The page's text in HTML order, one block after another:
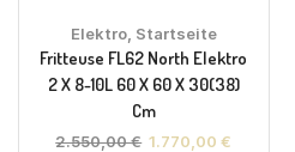
Elektro, Startseite
Fritteuse FL62 North Elektro
2 X 8-10L 60 X 60 X 30(38)
Cm
2.550,00€ 1.770,00€